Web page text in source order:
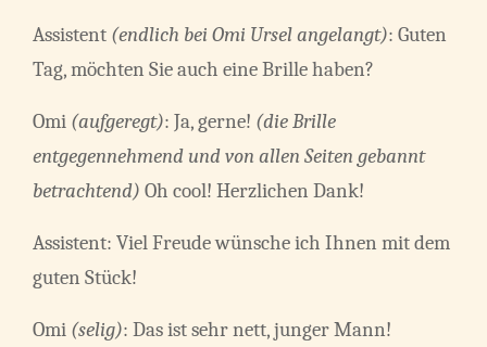
Assistent (endlich bei Omi Ursel angelangt): Guten
Tag, möchten Sie auch eine Brille haben?
Omi (aufgeregt): Ja, gerne! (die Brille
entgegennehmend und von allen Seiten gebannt
betrachtend) Oh cool! Herzlichen Dank!
Assistent: Viel Freude wünsche ich Ihnen mit dem
guten Stück!
Omi (selig): Das ist sehr nett, junger Mann!